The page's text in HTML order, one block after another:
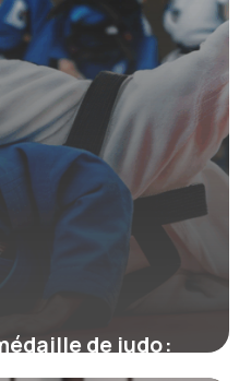
de judo :